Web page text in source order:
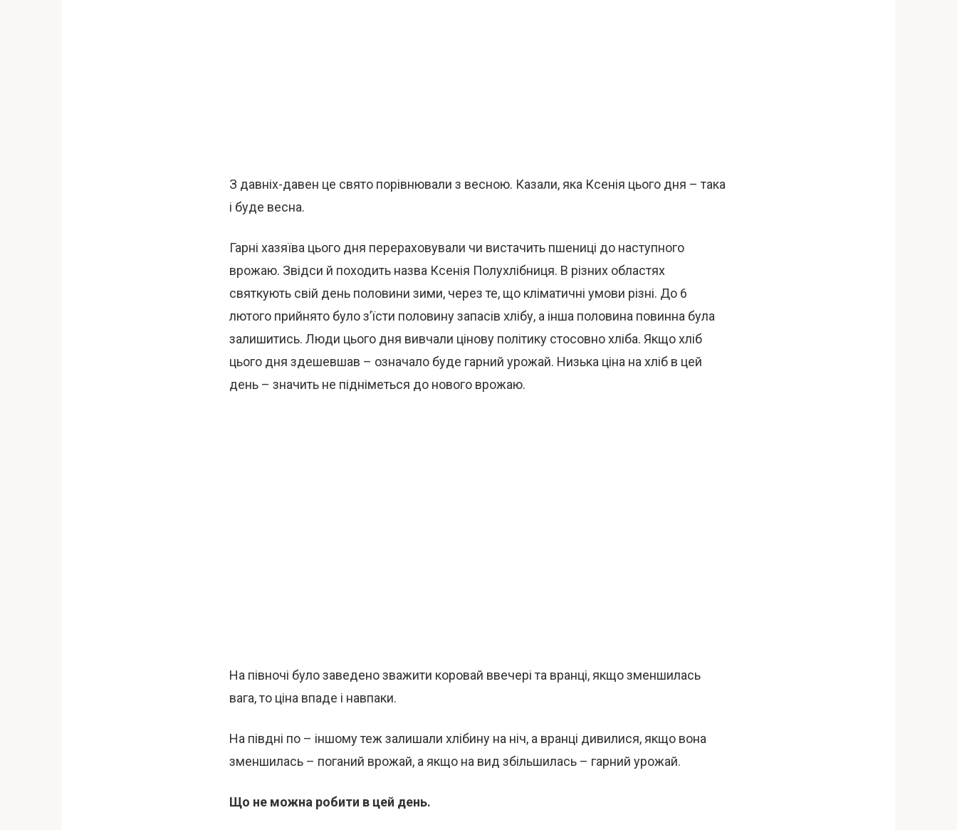
З давніх-давен це свято порівнювали з весною. Казали, яка Ксенія цього дня – така
і буде весна.
Гарні хазяїва цього дня перераховували чи вистачить пшениці до наступного
врожаю. Звідси й походить назва Ксенія Полухлібниця. В різних областях
святкують свій день половини зими, через те, що кліматичні умови різні. До 6
лютого прийнято було з’їсти половину запасів хлібу, а інша половина повинна була
залишитись. Люди цього дня вивчали цінову політику стосовно хліба. Якщо хліб
цього дня здешевшав – означало буде гарний урожай. Низька ціна на хліб в цей
день – значить не підніметься до нового врожаю.
На півночі було заведено зважити коровай ввечері та вранці, якщо зменшилась
вага, то ціна впаде і навпаки.
На півдні по – іншому теж залишали хлібину на ніч, а вранці дивилися, якщо вона
зменшилась – поганий врожай, а якщо на вид збільшилась – гарний урожай.
Що не можна робити в цей день.